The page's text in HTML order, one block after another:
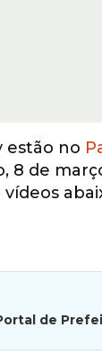
estão no
de
de